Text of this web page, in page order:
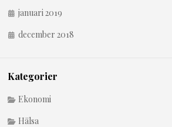
januari 2019
december 2018
Kategorier
Ekonomi
Hälsa